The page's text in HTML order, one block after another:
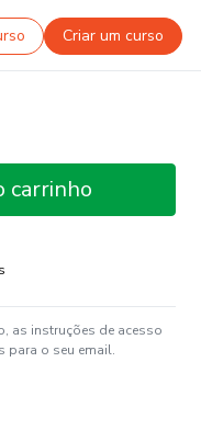
Criar um curso
carrinho
as instruções de acesso
para o seu email.